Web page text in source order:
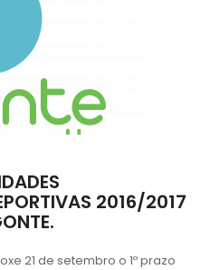
2016/2017
21 de setembro o 1º prazo